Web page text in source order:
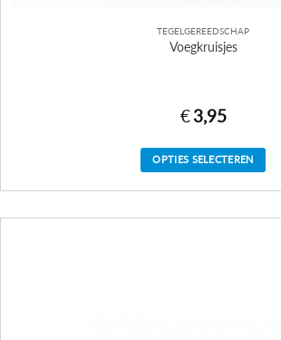
TEGELGEREEDSCHAP
Voegkruisjes
€ 3,95
OPTIES SELECTEREN